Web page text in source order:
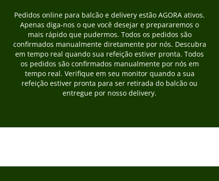
Pedidos online para balcão e delivery estão AGORA ativos.
Apenas diga-nos o que você desejar e prepararemos o
mais rápido que pudermos. Todos os pedidos são
confirmados manualmente diretamente por nós. Descubra
em tempo real quando sua refeição estiver pronta. Todos
os pedidos são confirmados manualmente por nós em
tempo real. Verifique em seu monitor quando a sua
refeição estiver pronta para ser retirada do balcão ou
entregue por nosso delivery.